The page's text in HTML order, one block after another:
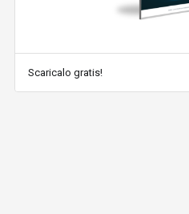
Scaricalo gratis!